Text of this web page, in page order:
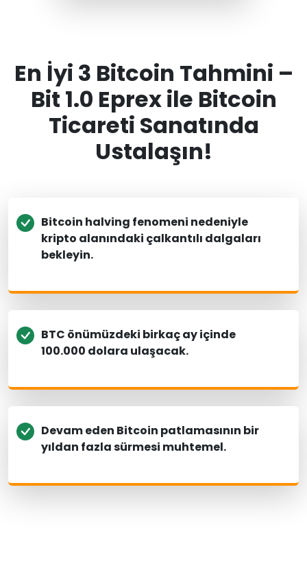
En İyi 3 Bitcoin Tahmini –
Bit 1.0 Eprex ile Bitcoin
Ticareti Sanatında
Ustalaşın!
Bitcoin halving fenomeni nedeniyle
kripto alanındaki çalkantılı dalgaları
bekleyin.
BTC önümüzdeki birkaç ay içinde
100.000 dolara ulaşacak.
Devam eden Bitcoin patlamasının bir
yıldan fazla sürmesi muhtemel.